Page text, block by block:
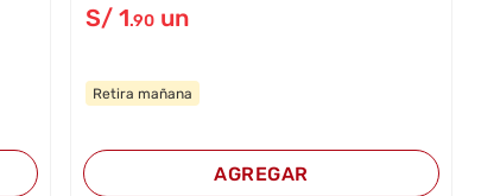
S/ 1.90 un
Retira mañana
AGREGAR